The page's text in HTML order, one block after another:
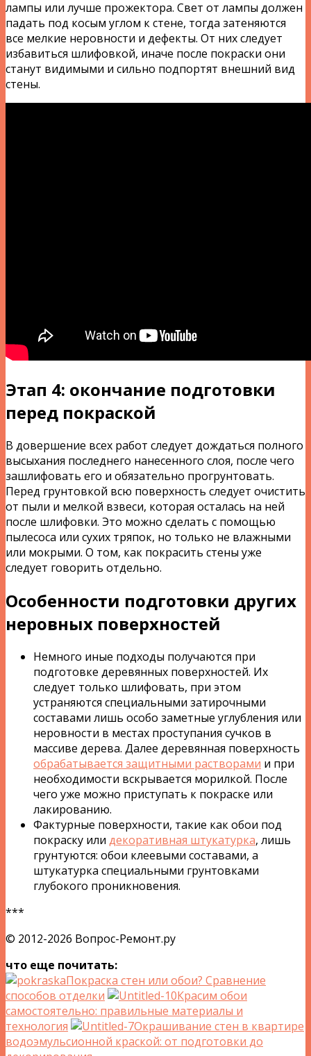
лампы или лучше прожектора. Свет от лампы должен
падать под косым углом к стене, тогда затеняются
все мелкие неровности и дефекты. От них следует
избавиться шлифовкой, иначе после покраски они
станут видимыми и сильно подпортят внешний вид
стены.
Этап 4: окончание подготовки
перед покраской
В довершение всех работ следует дождаться полного
высыхания последнего нанесенного слоя, после чего
зашлифовать его и обязательно прогрунтовать.
Перед грунтовкой всю поверхность следует очистить
от пыли и мелкой взвеси, которая осталась на ней
после шлифовки. Это можно сделать с помощью
пылесоса или сухих тряпок, но только не влажными
или мокрыми. О том, как покрасить стены уже
следует говорить отдельно.
Особенности подготовки других
неровных поверхностей
Немного иные подходы получаются при
подготовке деревянных поверхностей. Их
следует только шлифовать, при этом
устраняются специальными затирочными
составами лишь особо заметные углубления или
неровности в местах проступания сучков в
массиве дерева. Далее деревянная поверхность
обрабатывается защитными растворами и при
необходимости вскрывается морилкой. После
чего уже можно приступать к покраске или
лакированию.
Фактурные поверхности, такие как обои под
покраску или декоративная штукатурка, лишь
грунтуются: обои клеевыми составами, а
штукатурка специальными грунтовками
глубокого проникновения.
***
© 2012-2026 Вопрос-Ремонт.ру
что еще почитать:
Покраска стен или обои? Сравнение
способов отделки
Красим обои
самостоятельно: правильные материалы и
технология
Окрашивание стен в квартире
водоэмульсионной краской: от подготовки до